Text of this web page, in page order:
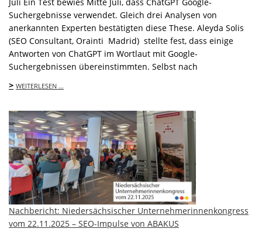
Suchergebnisse verwendet. Gleich drei Analysen von
anerkannten Experten bestätigten diese These. Aleyda Solis
(SEO Consultant, Orainti Madrid) stellte fest, dass einige
Antworten von ChatGPT im Wortlaut mit Google-
Suchergebnissen übereinstimmten. Selbst nach
> WEITERLESEN …
Nachbericht: Niedersächsischer Unternehmerinnenkongress
vom 22.11.2025 – SEO-Impulse von ABAKUS